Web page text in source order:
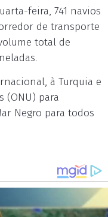
feira, 741 navios
de transporte
total de
à Turquia e
(ONU) para
Negro para todos